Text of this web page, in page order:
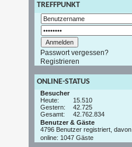
TREFFPUNKT
Passwort vergessen?
Registrieren
ONLINE-STATUS
Besucher
Heute:
15.510
Gestern:
42.725
Gesamt:
42.762.834
Benutzer & Gäste
4796 Benutzer registriert, davon
online: 1047 Gäste